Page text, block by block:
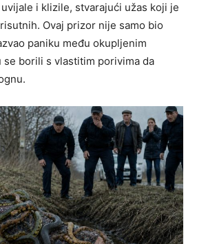
i klizile, stvarajući užas koji je
Ovaj prizor nije samo bio
paniku među okupljenim
se borili s vlastitim porivima da